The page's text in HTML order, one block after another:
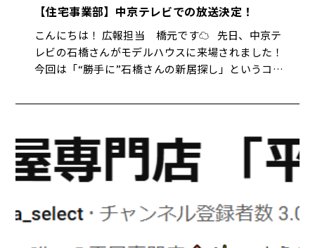
【住宅事業部】中京テレビでの放送決定！
こんにちは！ 広報担当 橋元です☁︎ 先日、中京テ
レビの石橋さんがモデルハウスに来場されました！
今回は「“勝手に”石橋さんの新居探し」というコー
る予定です。 📺 放送日：2月11日（日）18:00～ 📺
か、ぜひご覧ください！ また、視聴後の感想や反
響についても共有できればと思います。 よろしく
お願いいたします。